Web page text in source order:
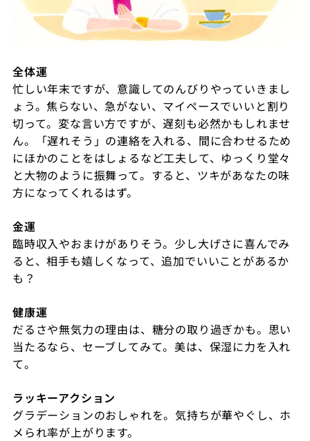
全体運
忙しい年末ですが、意識してのんびりやっていきまし
ょう。焦らない、急がない、マイペースでいいと割り
切って。変な言い方ですが、遅刻も必然かもしれませ
ん。「遅れそう」の連絡を入れる、間に合わせるため
にほかのことをはしょるなど工夫して、ゆっくり堂々
と大物のように振舞って。すると、ツキがあなたの味
方になってくれるはず。
金運
臨時収入やおまけがありそう。少し大げさに喜んでみ
ると、相手も嬉しくなって、追加でいいことがあるか
も？
健康運
だるさや無気力の理由は、糖分の取り過ぎかも。思い
当たるなら、セーブしてみて。美は、保湿に力を入れ
て。
ラッキーアクション
グラデーションのおしゃれを。気持ちが華やぐし、ホ
メられ率が上がります。